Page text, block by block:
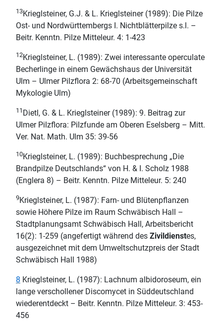
13Krieglsteiner, G.J. & L. Krieglsteiner (1989): Die Pilze
Ost- und Nordwürttembergs I. Nichtblätterpilze s.l. –
Beitr. Kenntn. Pilze Mitteleur. 4: 1-423
12Krieglsteiner, L. (1989): Zwei interessante operculate
Becherlinge in einem Gewächshaus der Universität
Ulm – Ulmer Pilzflora 2: 68-70 (Arbeitsgemeinschaft
Mykologie Ulm)
11 Dietl, G. & L. Krieglsteiner (1989): 9. Beitrag zur
Ulmer Pilzflora: Pilzfunde am Oberen Eselsberg – Mitt.
Ver. Nat. Math. Ulm 35: 39-56
10Krieglsteiner, L. (1989): Buchbesprechung „Die
Brandpilze Deutschlands“ von H. & I. Scholz 1988
(Englera 8) – Beitr. Kenntn. Pilze Mitteleur. 5: 240
9Krieglsteiner, L. (1987): Farn- und Blütenpflanzen
sowie Höhere Pilze im Raum Schwäbisch Hall –
Stadtplanungsamt Schwäbisch Hall, Arbeitsbericht
16(2): 1-259 (angefertigt während des Zivildienstes,
ausgezeichnet mit dem Umweltschutzpreis der Stadt
Schwäbisch Hall 1988)
8 Krieglsteiner, L. (1987): Lachnum albidoroseum, ein
lange verschollener Discomycet in Süddeutschland
wiederentdeckt – Beitr. Kenntn. Pilze Mitteleur. 3: 453-
456